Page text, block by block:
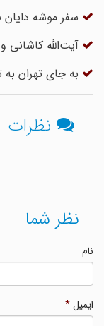
سفر موشه دایان به
آیت‌الله کاشانی و
به جای تهران به
نظرات
نظر شما
ایمیل*